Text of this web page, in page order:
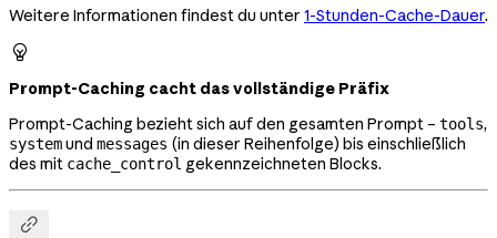
Weitere Informationen findest du unter 1-Stunden-Cache-Dauer.

Prompt-Caching cacht das vollständige Präfix
Prompt-Caching bezieht sich auf den gesamten Prompt – tools,
systemund messages (in dieser Reihenfolge) bis einschließlich
des mit cache_control gekennzeichneten Blocks.
